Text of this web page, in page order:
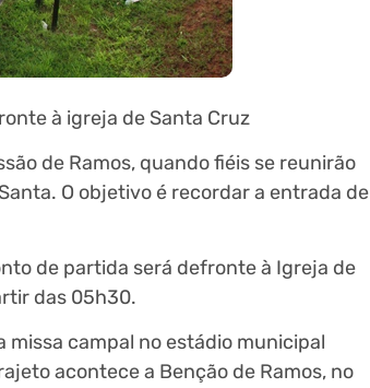
à igreja de Santa Cruz
de Ramos, quando fiéis se reunirão
O objetivo é recordar a entrada de
de partida será defronte à Igreja de
das 05h30.
missa campal no estádio municipal
acontece a Benção de Ramos, no